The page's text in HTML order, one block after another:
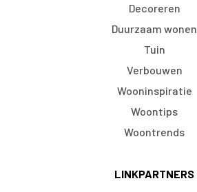
Decoreren
Duurzaam wonen
Tuin
Verbouwen
Wooninspiratie
Woontips
Woontrends
LINKPARTNERS